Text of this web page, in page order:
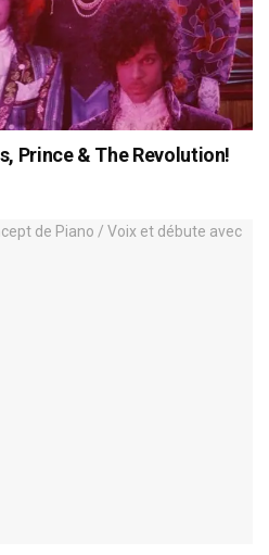
Prince & The Revolution!